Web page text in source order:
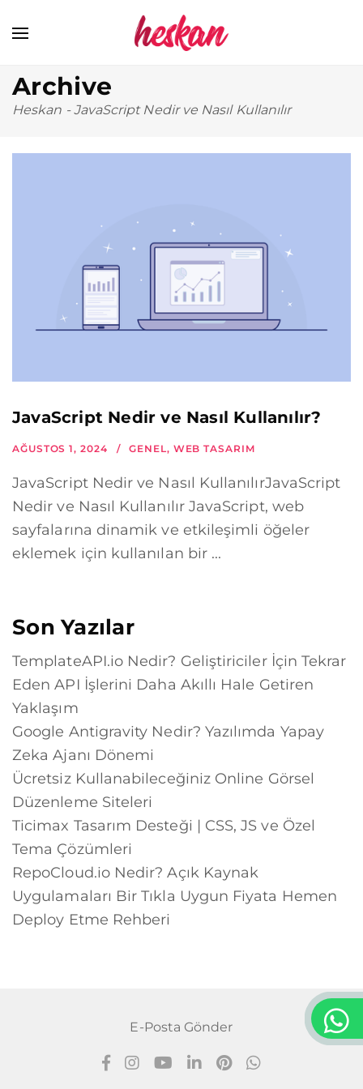
Archive
Heskan - JavaScript Nedir ve Nasıl Kullanılır
JavaScript Nedir ve Nasıl Kullanılır?
AĞUSTOS 1, 2024 GENEL, WEB TASARIM
JavaScript Nedir ve Nasıl KullanılırJavaScript
Nedir ve Nasıl Kullanılır JavaScript, web
sayfalarına dinamik ve etkileşimli öğeler
eklemek için kullanılan bir ...
Son Yazılar
TemplateAPI.io Nedir? Geliştiriciler İçin Tekrar
Eden API İşlerini Daha Akıllı Hale Getiren
Yaklaşım
Google Antigravity Nedir? Yazılımda Yapay
Zeka Ajanı Dönemi
Ücretsiz Kullanabileceğiniz Online Görsel
Düzenleme Siteleri
Ticimax Tasarım Desteği | CSS, JS ve Özel
Tema Çözümleri
RepoCloud.io Nedir? Açık Kaynak
Uygulamaları Bir Tıkla Uygun Fiyata Hemen
Deploy Etme Rehberi
E-Posta Gönder